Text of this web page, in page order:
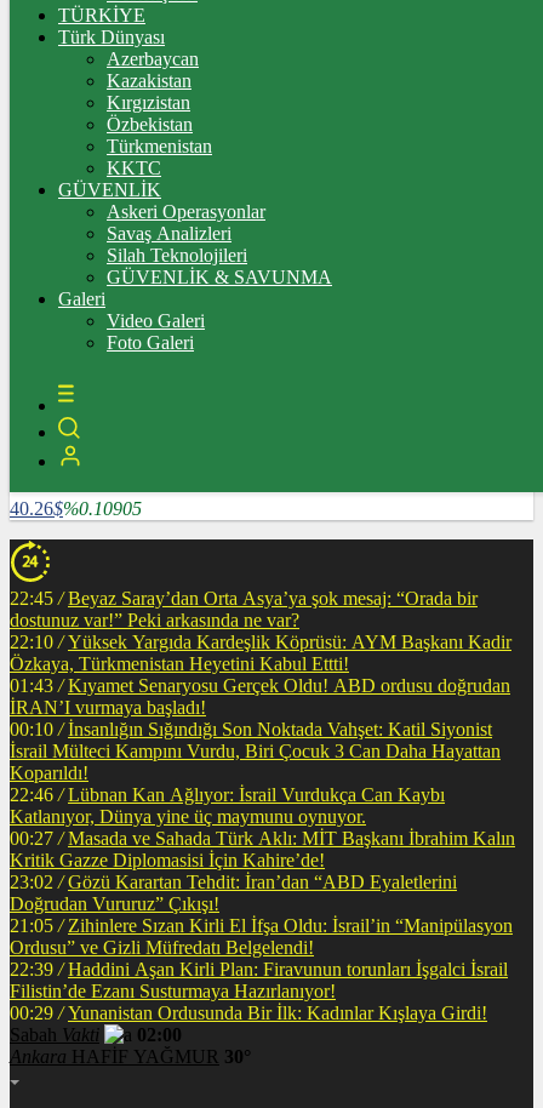
3.335,67%0,36
%-0,03
4782585฿%1.64124
LİTECOİN
%5.25507
ETHEREUM
%6.0715
RİPPLE
118.86%2.16847
TETHER
40.26$%0.10905
TÜRKİYE
Türk Dünyası
Azerbaycan
Kazakistan
Kırgızistan
Özbekistan
Türkmenistan
KKTC
GÜVENLİK
Askeri Operasyonlar
Savaş Analizleri
Silah Teknolojileri
GÜVENLİK & SAVUNMA
Galeri
Video Galeri
Foto Galeri
22:45 / Beyaz Saray’dan Orta Asya’ya şok mesaj: “Orada bir
dostunuz var!” Peki arkasında ne var?
22:10 / Yüksek Yargıda Kardeşlik Köprüsü: AYM Başkanı Kadir
Özkaya, Türkmenistan Heyetini Kabul Ettti!
01:43 / Kıyamet Senaryosu Gerçek Oldu! ABD ordusu doğrudan
İRAN’I vurmaya başladı!
00:10 / İnsanlığın Sığındığı Son Noktada Vahşet: Katil Siyonist
İsrail Mülteci Kampını Vurdu, Biri Çocuk 3 Can Daha Hayattan
Koparıldı!
22:46 / Lübnan Kan Ağlıyor: İsrail Vurdukça Can Kaybı
Katlanıyor, Dünya yine üç maymunu oynuyor.
00:27 / Masada ve Sahada Türk Aklı: MİT Başkanı İbrahim Kalın
Kritik Gazze Diplomasisi İçin Kahire’de!
23:02 / Gözü Karartan Tehdit: İran’dan “ABD Eyaletlerini
Doğrudan Vururuz” Çıkışı!
21:05 / Zihinlere Sızan Kirli El İfşa Oldu: İsrail’in “Manipülasyon
Ordusu” ve Gizli Müfredatı Belgelendi!
22:39 / Haddini Aşan Kirli Plan: Firavunun torunları İşgalci İsrail
Filistin’de Ezanı Susturmaya Hazırlanıyor!
00:29 / Yunanistan Ordusunda Bir İlk: Kadınlar Kışlaya Girdi!
Sabah Vakti
02:00
Ankara HAFİF YAĞMUR 30°